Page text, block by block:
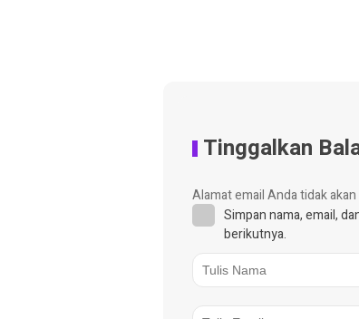
Tinggalkan
Alamat email Anda tidak
Simpan nama, email,
berikutnya.